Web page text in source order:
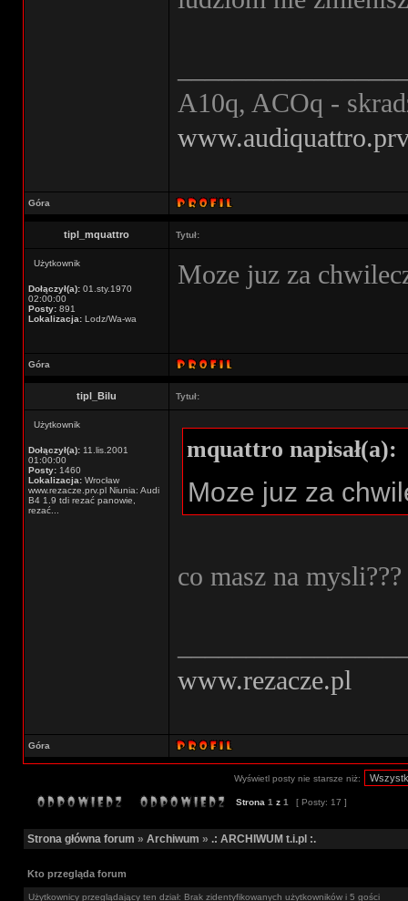
A10q, ACOq -
Góra
tipl_mquattro Tytuł:
Użytkownik
Dołączył(a): 01.sty.1970
02:00:00
Posty: 891
Lokalizacja: Lodz/Wa-wa
Moze juz za
Góra
tipl_Bilu Tytuł:
Użytkownik
Dołączył(a): 11.lis.2001
01:00:00
Posty: 1460
Lokalizacja: Wrocław
www.rezacze.prv.pl Niunia: Audi
B4 1.9 tdi rezać panowie,
rezać...
mquattro napisał(a):
Moze juz za
co masz na mysli???
www.rezacze.pl
Góra
Wyświetl posty nie starsze niż:
Strona 1 z 1 [ Posty: 17 ]
Strona główna forum » Archiwum » .: ARCHIWUM t.i.pl :.
Kto przegląda forum
Użytkownicy przeglądający ten dział: Brak zidentyfikowanych użytkowników i 5 gości